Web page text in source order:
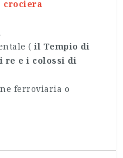
crociera
(il Tempio di
re e i colossi di
ferroviaria o